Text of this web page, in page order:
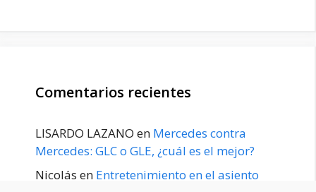
Comentarios recientes
LISARDO LAZANO en Mercedes contra
Mercedes: GLC o GLE, ¿cuál es el mejor?
Nicolás en Entretenimiento en el asiento